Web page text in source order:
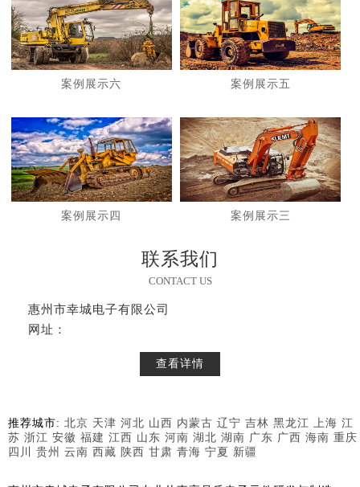
案例展示六 案例展示五
案例展示四 案例展示三
联系我们
CONTACT US
惠州市幸城电子有限公司
网址：
查看详情
推荐城市: 北京 天津 河北 山西 内蒙古 辽宁 吉林 黑龙江 上海 江
苏 浙江 安徽 福建 江西 山东 河南 湖北 湖南 广东 广西 海南 重庆
四川
贵州 云南 西藏 陕西 甘肃 青海 宁夏 新疆